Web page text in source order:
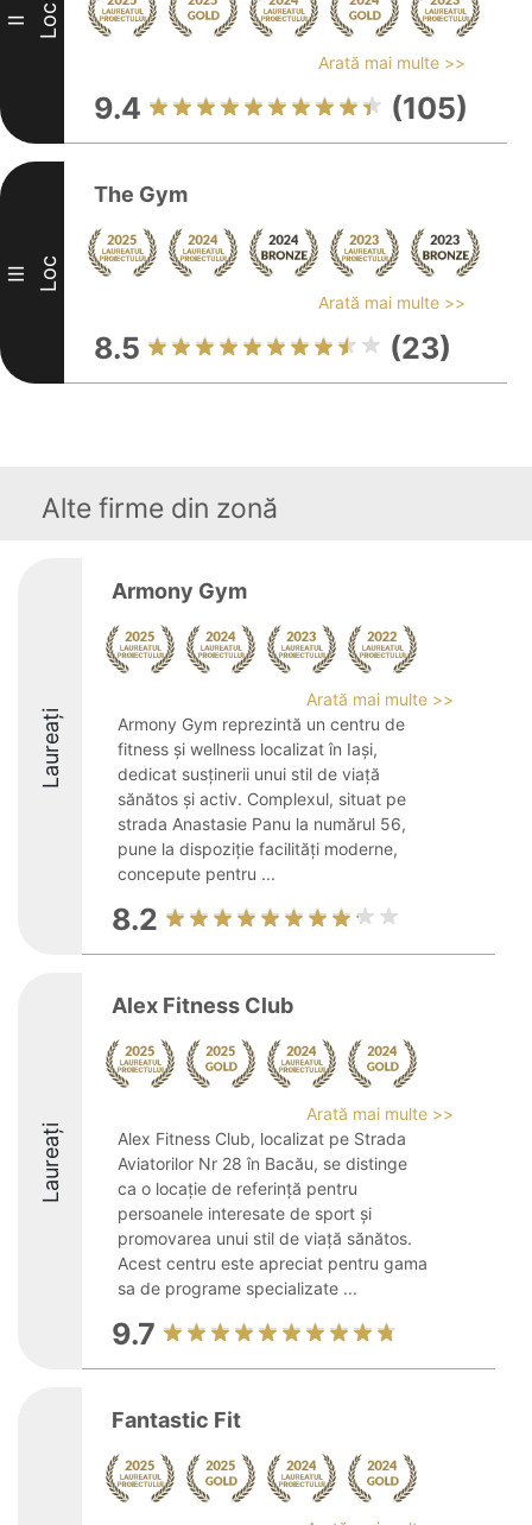
II Loc
Arată mai multe >>
9.4 (105)
III Loc
The Gym
Arată mai multe >>
8.5 (23)
Alte firme din zonă
Laureați
Armony Gym
Arată mai multe >>
Armony Gym reprezintă un centru de
fitness și wellness localizat în Iași,
dedicat susținerii unui stil de viață
sănătos și activ. Complexul, situat pe
strada Anastasie Panu la numărul 56,
pune la dispoziție facilități moderne,
concepute pentru ...
8.2
Laureați
Alex Fitness Club
Arată mai multe >>
Alex Fitness Club, localizat pe Strada
Aviatorilor Nr 28 în Bacău, se distinge
ca o locație de referință pentru
persoanele interesate de sport și
promovarea unui stil de viață sănătos.
Acest centru este apreciat pentru gama
sa de programe specializate ...
9.7
Fantastic Fit